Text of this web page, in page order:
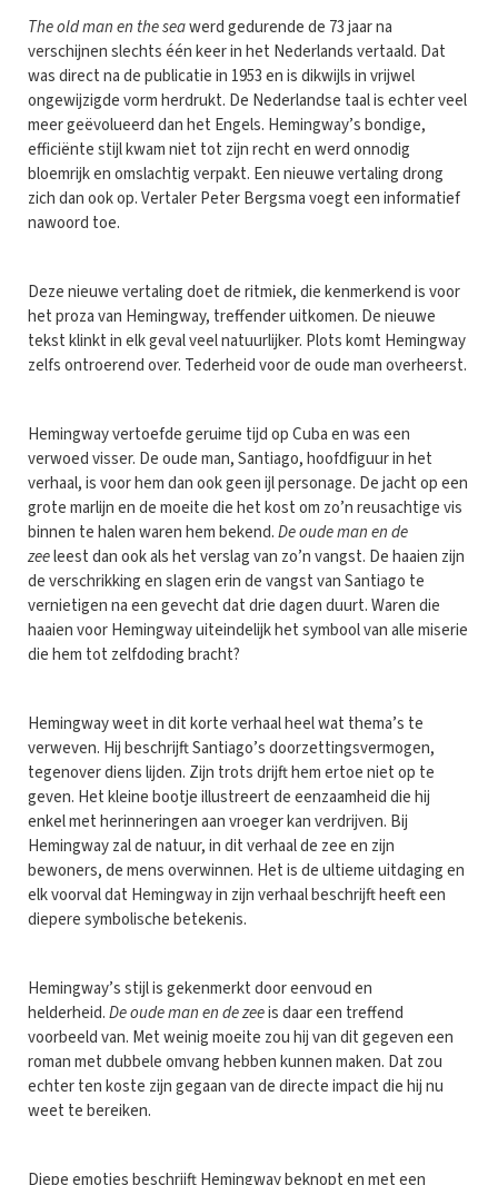
The old man en the seawerd gedurende de 73 jaar na
verschijnen slechts één keer in het Nederlands vertaald. Dat
was direct na de publicatie in 1953 en is dikwijls in vrijwel
ongewijzigde vorm herdrukt. De Nederlandse taal is echter veel
meer geëvolueerd dan het Engels. Hemingway’s bondige,
efficiënte stijl kwam niet tot zijn recht en werd onnodig
bloemrijk en omslachtig verpakt. Een nieuwe vertaling drong
zich dan ook op. Vertaler Peter Bergsma voegt een informatief
nawoord toe.
Deze nieuwe vertaling doet de ritmiek, die kenmerkend is voor
het proza van Hemingway, treffender uitkomen. De nieuwe
tekst klinkt in elk geval veel natuurlijker. Plots komt Hemingway
zelfs ontroerend over. Tederheid voor de oude man overheerst.
Hemingway vertoefde geruime tijd op Cuba en was een
verwoed visser. De oude man, Santiago, hoofdfiguur in het
verhaal, is voor hem dan ook geen ijl personage. De jacht op een
grote marlijn en de moeite die het kost om zo’n reusachtige vis
binnen te halen waren hem bekend.De oude man en de
zeeleest dan ook als het verslag van zo’n vangst. De haaien zijn
de verschrikking en slagen erin de vangst van Santiago te
vernietigen na een gevecht dat drie dagen duurt. Waren die
haaien voor Hemingway uiteindelijk het symbool van alle miserie
die hem tot zelfdoding bracht?
Hemingway weet in dit korte verhaal heel wat thema’s te
verweven. Hij beschrijft Santiago’s doorzettingsvermogen,
tegenover diens lijden. Zijn trots drijft hem ertoe niet op te
geven. Het kleine bootje illustreert de eenzaamheid die hij
enkel met herinneringen aan vroeger kan verdrijven. Bij
Hemingway zal de natuur, in dit verhaal de zee en zijn
bewoners, de mens overwinnen. Het is de ultieme uitdaging en
elk voorval dat Hemingway in zijn verhaal beschrijft heeft een
diepere symbolische betekenis.
Hemingway’s stijl is gekenmerkt door eenvoud en
helderheid.De oude man en de zeeis daar een treffend
voorbeeld van. Met weinig moeite zou hij van dit gegeven een
roman met dubbele omvang hebben kunnen maken. Dat zou
echter ten koste zijn gegaan van de directe impact die hij nu
weet te bereiken.
Diepe emoties beschrijft Hemingway beknopt en met een